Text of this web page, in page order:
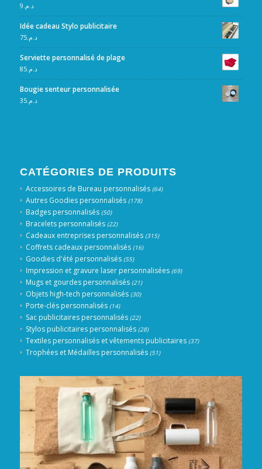
د.م. 9
Idée cadeau Stylo publicitaire
د.م.75
Serviette personnalisé de plage
د.م.85
Bougie senteur personnalisée
د.م.35
CATÉGORIES DE PRODUITS
Accessoires de Bureau personnalisés (64)
Autres Goodies personnalisés (178)
Badges personnalisés (50)
Bracelets personnalisés (22)
Cadeaux entreprises personnalisés (315)
Coffrets cadeaux personnalisés (16)
Goodies d'été personnalisés (55)
Impression et gravure laser personnalisées (69)
Mugs et gourdes personnalisés (21)
Objets high-tech personnalisés (30)
Porte-clés personnalisés (14)
Sac publicitaires personnalisés (22)
Stylos publicitaires personnalisés (28)
Textiles personnalisés et vêtements publicitaires (37)
Trophées et Médailles personnalisés (51)